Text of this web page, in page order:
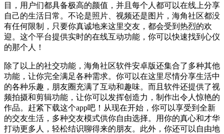
目，用户们都具备极高的颜值，并且每个人都可以在线上分享
自己的生活日常。不论是照片、视频还是图片，海角社区都没
有任何限制，只要你真诚地来这里交友，都会受到热烈的欢
迎。这个平台提供实时的在线互动功能，你可以快速找到心仪
的那个人！
除了以上的社交功能，海角社区软件安卓版还集合了多种其他
功能，让你完全满足各种需求。你可以在这里尽情分享生活中
的各种乐趣，朋友圈充满了互动和趣味。而且软件还提供了视
频拍摄和剪辑功能，让你可以发挥创造力，制作出令人惊艳的
作品。赶紧下载这个app吧！从现在开始，你可以享受到全新
的交友生活，多种交友模式供你自由选择。用你的真心和才华
打动更多人，轻松结识聊得来的朋友。此外，你还可以自由地